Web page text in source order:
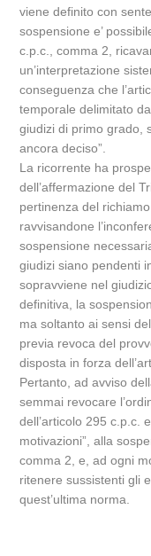
viene definito con
sospensione e’
c.p.c., comma 2,
un’interpretazione
conseguenza che
temporale delimitato
giudizi di primo grado,
ancora deciso”.
La ricorrente ha
dell’affermazione del
pertinenza del
ravvisandone
sospensione
giudizi siano pendenti
sopravviene nel
definitiva, la
ma soltanto ai sensi
previa revoca del
disposta in forza
Pertanto, ad avviso
semmai revocare
dell’articolo 295 c.p.c.
motivazioni”, alla
comma 2, e, ad ogni
ritenere sussistenti gli
quest’ultima norma.